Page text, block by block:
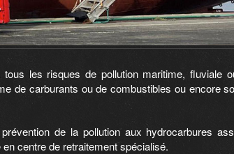
les risques de pollution maritime, fluviale
de carburants ou de combustibles ou encore
de la pollution aux hydrocarbures
centre de retraitement spécialisé.